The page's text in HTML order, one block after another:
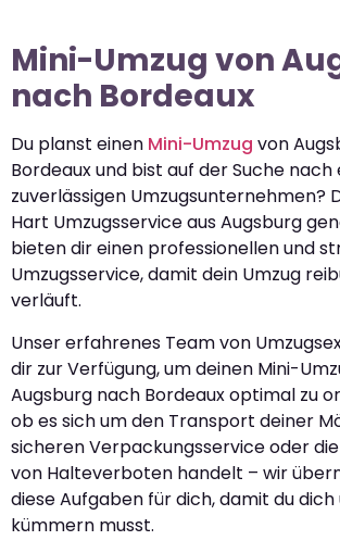
Mini-Umzug von
nach Bordeaux
Du planst einen Mini-Umzug von
Bordeaux und bist auf der Suche nach
zuverlässigen Umzugsunternehmen?
Hart Umzugsservice aus Augsburg
bieten dir einen professionellen und
Umzugsservice, damit dein Umzug
verläuft.
Unser erfahrenes Team von
dir zur Verfügung, um deinen Mini-
Augsburg nach Bordeaux optimal zu
ob es sich um den Transport deiner
sicheren Verpackungsservice oder
von Halteverboten handelt – wir
diese Aufgaben für dich, damit du
kümmern musst.